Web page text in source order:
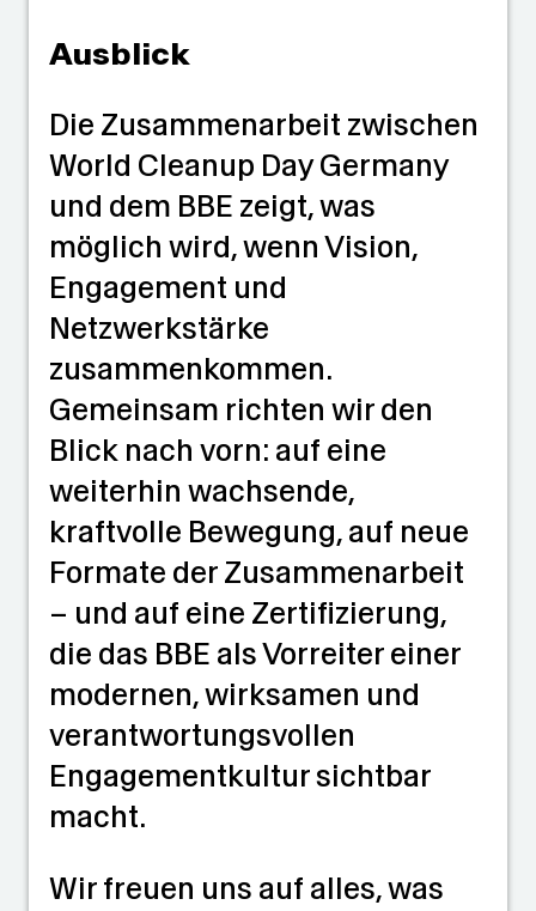
Ausblick
Die Zusammenarbeit zwischen
World Cleanup Day Germany
und dem BBE zeigt, was
möglich wird, wenn Vision,
Engagement und
Netzwerkstärke
zusammenkommen.
Gemeinsam richten wir den
Blick nach vorn: auf eine
weiterhin wachsende,
kraftvolle Bewegung, auf neue
Formate der Zusammenarbeit
– und auf eine Zertifizierung,
die das BBE als Vorreiter einer
modernen, wirksamen und
verantwortungsvollen
Engagementkultur sichtbar
macht.
Wir freuen uns auf alles, was